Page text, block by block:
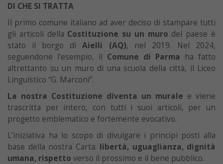
DI CHE SI TRATTA
Il primo comune italiano ad aver deciso di stampare tutti
gli articoli della Costituzione su un muro del paese è
stato il borgo diAielli (AQ), nel 2019. Nel 2024,
seguendone l’esempio, il Comune di Parma ha fatto
altrettanto su un muro di una scuola della città, il Liceo
Linguistico “G. Marconi”.
La nostra Costituzione diventa un murale e viene
trascritta per intero, con tutti i suoi articoli, per un
progetto emblematico e fortemente evocativo.
L’iniziativa ha lo scopo di divulgare i principi posti alla
base della nostra Carta: libertà, uguaglianza, dignità
umana, rispetto verso il prossimo e il bene pubblico.